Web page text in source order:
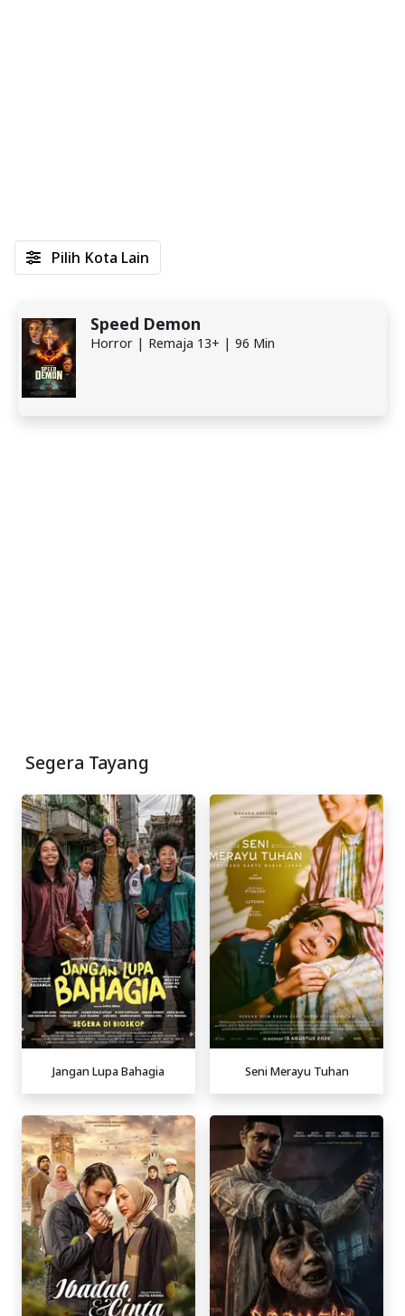
Speed Demon
Horror | Remaja 13+ | 96 Min
Pilih Kota Lain
Segera Tayang
Jangan Lupa Bahagia Seni Merayu Tuhan